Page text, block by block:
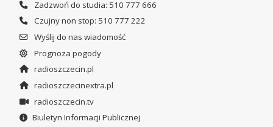
Zadzwoń do studia: 510 777 666
Czujny non stop: 510 777 222
Wyślij do nas wiadomość
Prognoza pogody
radioszczecin.pl
radioszczecinextra.pl
radioszczecin.tv
Biuletyn Informacji Publicznej